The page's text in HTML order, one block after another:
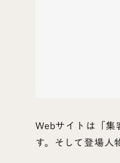
Webサイトは「
す。そして登場